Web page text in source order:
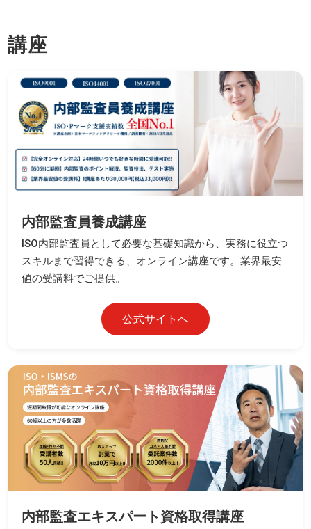
講座
内部監査員養成講座
ISO内部監査員として必要な基礎知識から、実務に役立つ
スキルまで習得できる、オンライン講座です。業界最安
値の受講料でご提供。
公式サイトへ
内部監査エキスパート資格取得講座